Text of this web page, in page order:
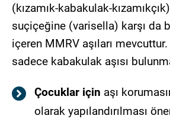
(kızamık-kabakulak-
suçiçeğine (varisella) karşı da
içeren MMRV aşıları mevcuttur.
sadece kabakulak aşısı
Çocuklar için aşı
olarak yapılandırılması